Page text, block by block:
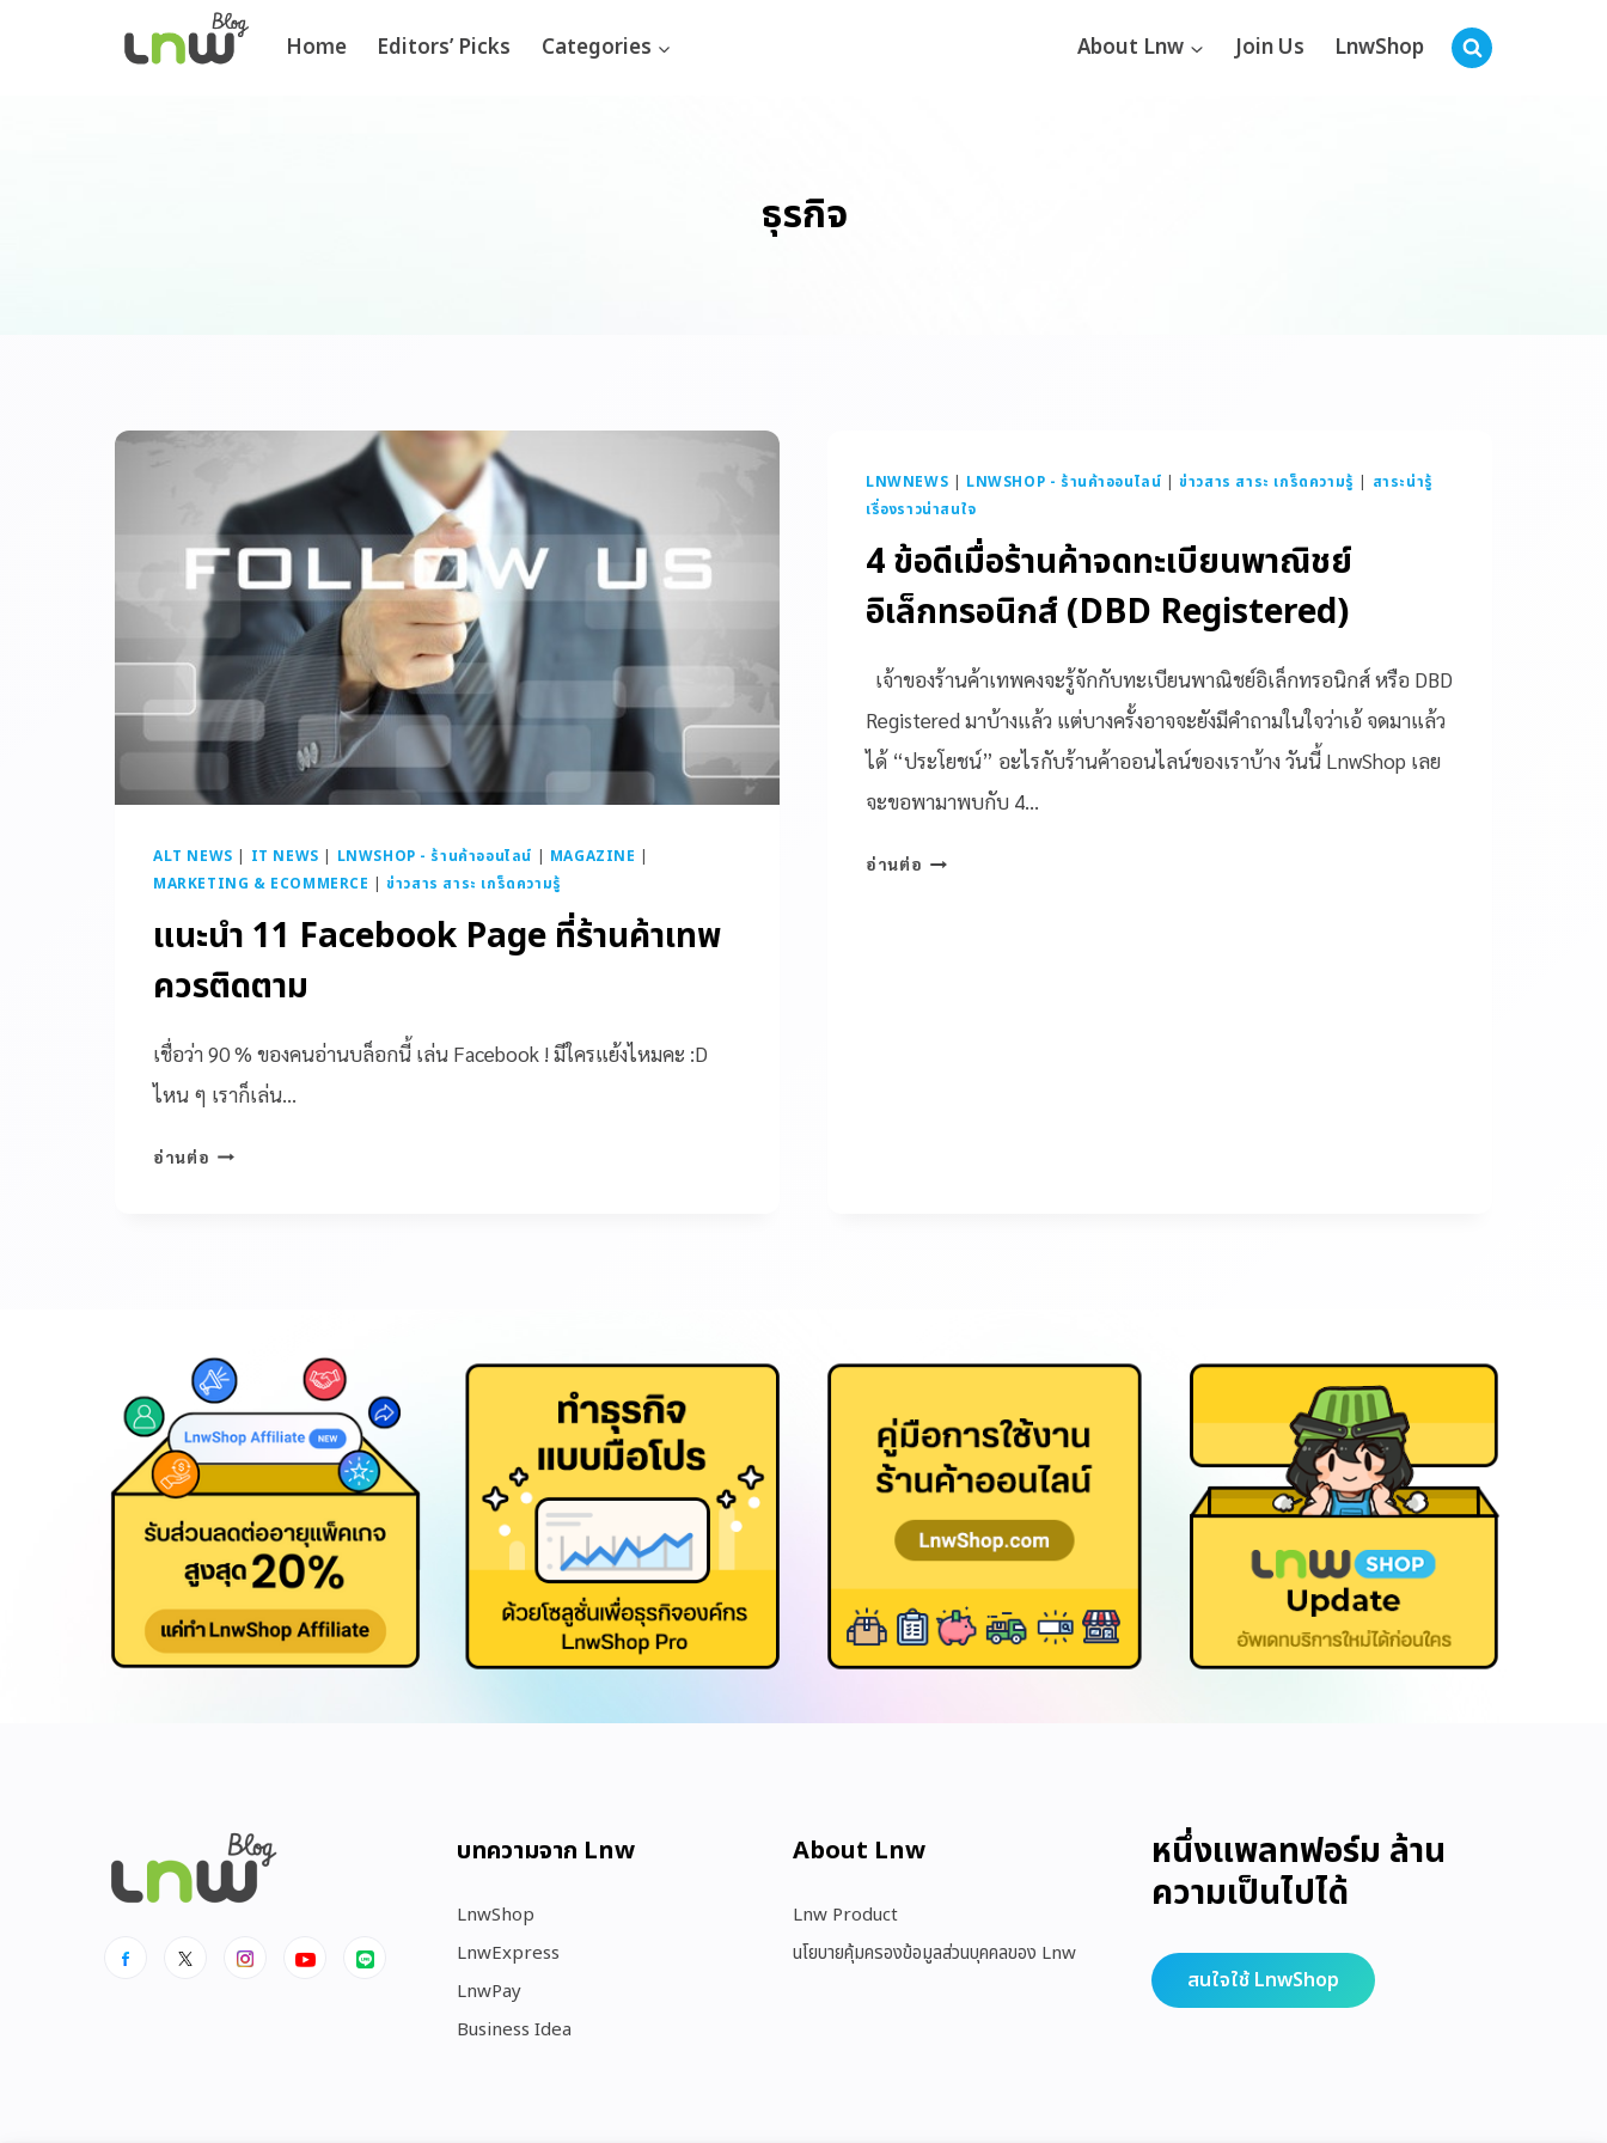
Home Editors’ Picks Categories About Lnw Join Us LnwShop
ธุรกิจ
ALT NEWS | IT NEWS | LNWSHOP - ร้านค้าออนไลน์ | MAGAZINE |
MARKETING & ECOMMERCE |ข่าวสาร สาระ เกร็ดความรู้
แนะนำ 11 Facebook Page ที่ร้านค้าเทพ
ควรติดตาม
เชื่อว่า 90 % ของคนอ่านบล็อกนี้ เล่น Facebook ! มีใครแย้งไหมคะ :D
ไหน ๆ เราก็เล่น…
อ่านต่อ
LNWNEWS | LNWSHOP - ร้านค้าออนไลน์ |ข่าวสาร สาระ เกร็ดความรู้ | สาระน่ารู้
เรื่องราวน่าสนใจ
4 ข้อดีเมื่อร้านค้าจดทะเบียนพาณิชย์
อิเล็กทรอนิกส์ (DBD Registered)
เจ้าของร้านค้าเทพคงจะรู้จักกับทะเบียนพาณิชย์อิเล็กทรอนิกส์ หรือ DBD
Registered มาบ้างแล้ว แต่บางครั้งอาจจะยังมีคำถามในใจว่าเอ้ จดมาแล้ว
ได้ “ประโยชน์” อะไรกับร้านค้าออนไลน์ของเราบ้าง วันนี้ LnwShop เลย
จะขอพามาพบกับ 4…
อ่านต่อ
บทความจาก Lnw
LnwShop
LnwExpress
LnwPay
Business Idea
About Lnw​
Lnw Product
นโยบายคุ้มครองข้อมูลส่วนบุคคลของ Lnw
หนึ่งแพลทฟอร์ม ล้าน
ความเป็นไปได้
สนใจใช้ LnwShop